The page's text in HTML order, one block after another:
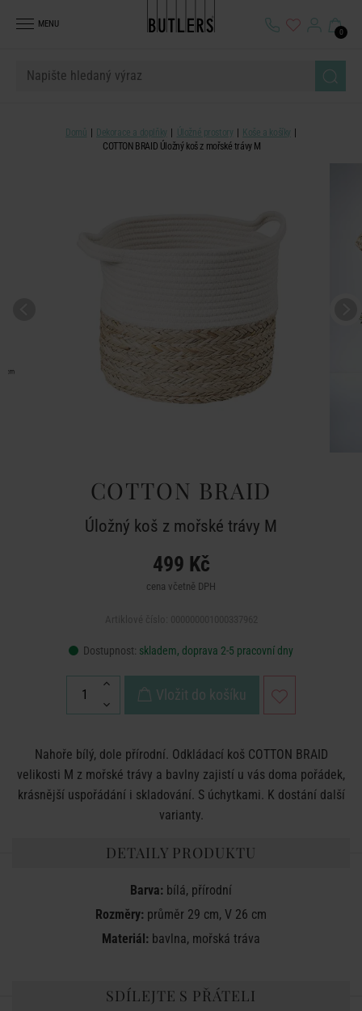
MENU
0
Domů Dekorace a doplňky Úložné prostory
Koše a košíky
COTTON BRAID Úložný koš z mořské trávy M
COTTON BRAID
Úložný koš z mořské trávy M
499 Kč
cena včetně DPH
Dostupnost: skladem, doprava 2-5 pracovní dny
Vložit do košíku
Nahoře bílý, dole přírodní. Odkládací koš COTTON BRAID
velikosti M z mořské trávy a bavlny zajistí u vás doma pořádek,
krásnější uspořádání i skladování. S úchytkami. K dostání další
varianty.
DETAILY PRODUKTU
Barva: bílá, přírodní
Rozměry: průměr 29 cm, V 26 cm
Materiál: bavlna, mořská tráva
SDÍLEJTE S PŘÁTELI